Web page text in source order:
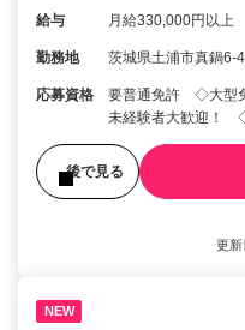
給与 月給330,000円以上
勤務地 茨城県土浦市真鍋6-
応募資格
要普通免許 ◇大型
未経験者大歓迎！ ◇
後で見る
更
NEW